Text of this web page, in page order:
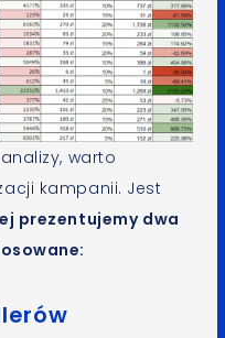
warto
kampanii. Jest
prezentujemy dwa